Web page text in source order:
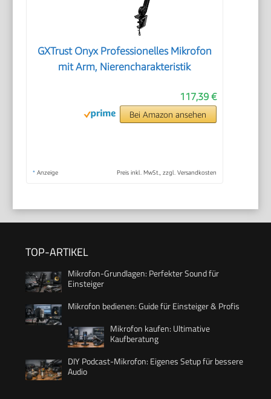
GXTrust Onyx Professionelles Mikrofon
mit Arm, Nierencharakteristik
117,39 €
Bei Amazon ansehen
* Anzeige Preis inkl. MwSt., zzgl. Versandkosten
TOP-ARTIKEL
Mikrofon-Grundlagen: Perfekter Sound für
Einsteiger
Mikrofon bedienen: Guide für Einsteiger & Profis
Mikrofon kaufen: Ultimative
Kaufberatung
DIY Podcast-Mikrofon: Eigenes Setup für bessere
Audio